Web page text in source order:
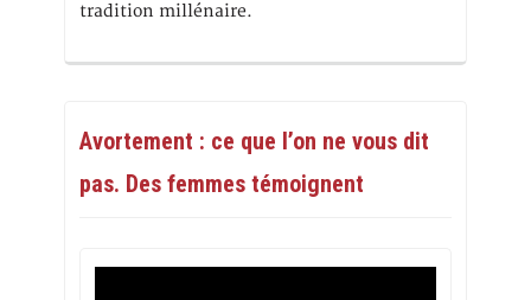
tradition millénaire.
Avortement : ce que l’on ne vous dit
pas. Des femmes témoignent